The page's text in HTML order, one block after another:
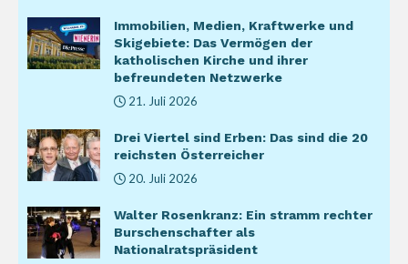
Immobilien, Medien, Kraftwerke und
Skigebiete: Das Vermögen der
katholischen Kirche und ihrer
befreundeten Netzwerke
21. Juli 2026
Drei Viertel sind Erben: Das sind die 20
reichsten Österreicher
20. Juli 2026
Walter Rosenkranz: Ein stramm rechter
Burschenschafter als
Nationalratspräsident